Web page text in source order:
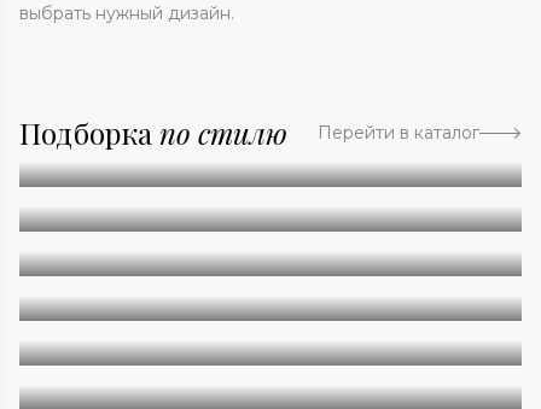
выбрать нужный дизайн.
Подборка по стилю Перейти в каталог
Абстракция
Однотонные
Геометрия
Классические
Современные
Дизайнерские